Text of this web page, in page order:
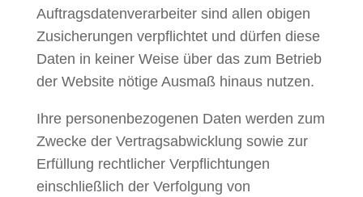
Auftragsdatenverarbeiter sind allen obigen
Zusicherungen verpflichtet und dürfen diese
Daten in keiner Weise über das zum Betrieb
der Website nötige Ausmaß hinaus nutzen.
Ihre personenbezogenen Daten werden zum
Zwecke der Vertragsabwicklung sowie zur
Erfüllung rechtlicher Verpflichtungen
einschließlich der Verfolgung von